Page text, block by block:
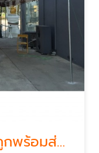
โรงงานผลิตผ้าใบราคาถูกพร้อมส่งกทม